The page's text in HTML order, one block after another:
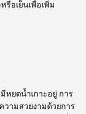
รือเย็นเพื่อเพิ่ม
ยดน้ำเกาะอยู่ การ
ามสวยงามด้วยการ